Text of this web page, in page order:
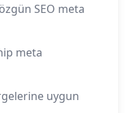
SEO meta
meta
uygun